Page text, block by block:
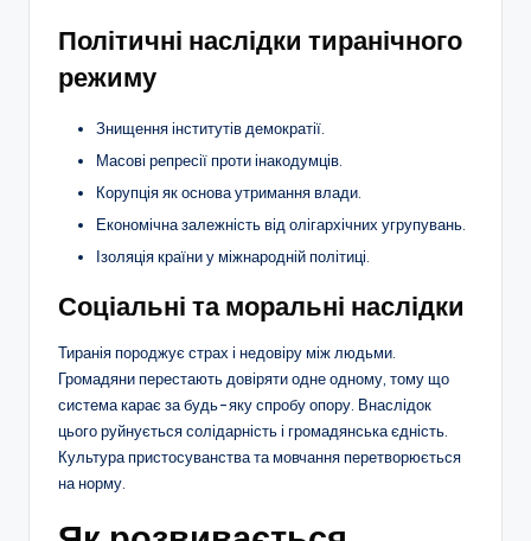
Політичні наслідки тиранічного
режиму
Знищення інститутів демократії.
Масові репресії проти інакодумців.
Корупція як основа утримання влади.
Економічна залежність від олігархічних угрупувань.
Ізоляція країни у міжнародній політиці.
Соціальні та моральні наслідки
Тиранія породжує страх і недовіру між людьми.
Громадяни перестають довіряти одне одному, тому що
система карає за будь-яку спробу опору. Внаслідок
цього руйнується солідарність і громадянська єдність.
Культура пристосуванства та мовчання перетворюється
на норму.